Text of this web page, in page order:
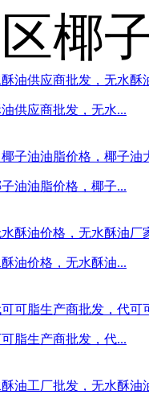
椰
供应商批发，无水...
油油脂价格，椰子...
油价格，无水酥油...
脂生产商批发，代...